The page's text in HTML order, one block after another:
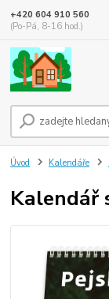
+420 604 910 560
(Po-Pá, 8-16 hod.)
Úvod Kalendáře
Kalendář